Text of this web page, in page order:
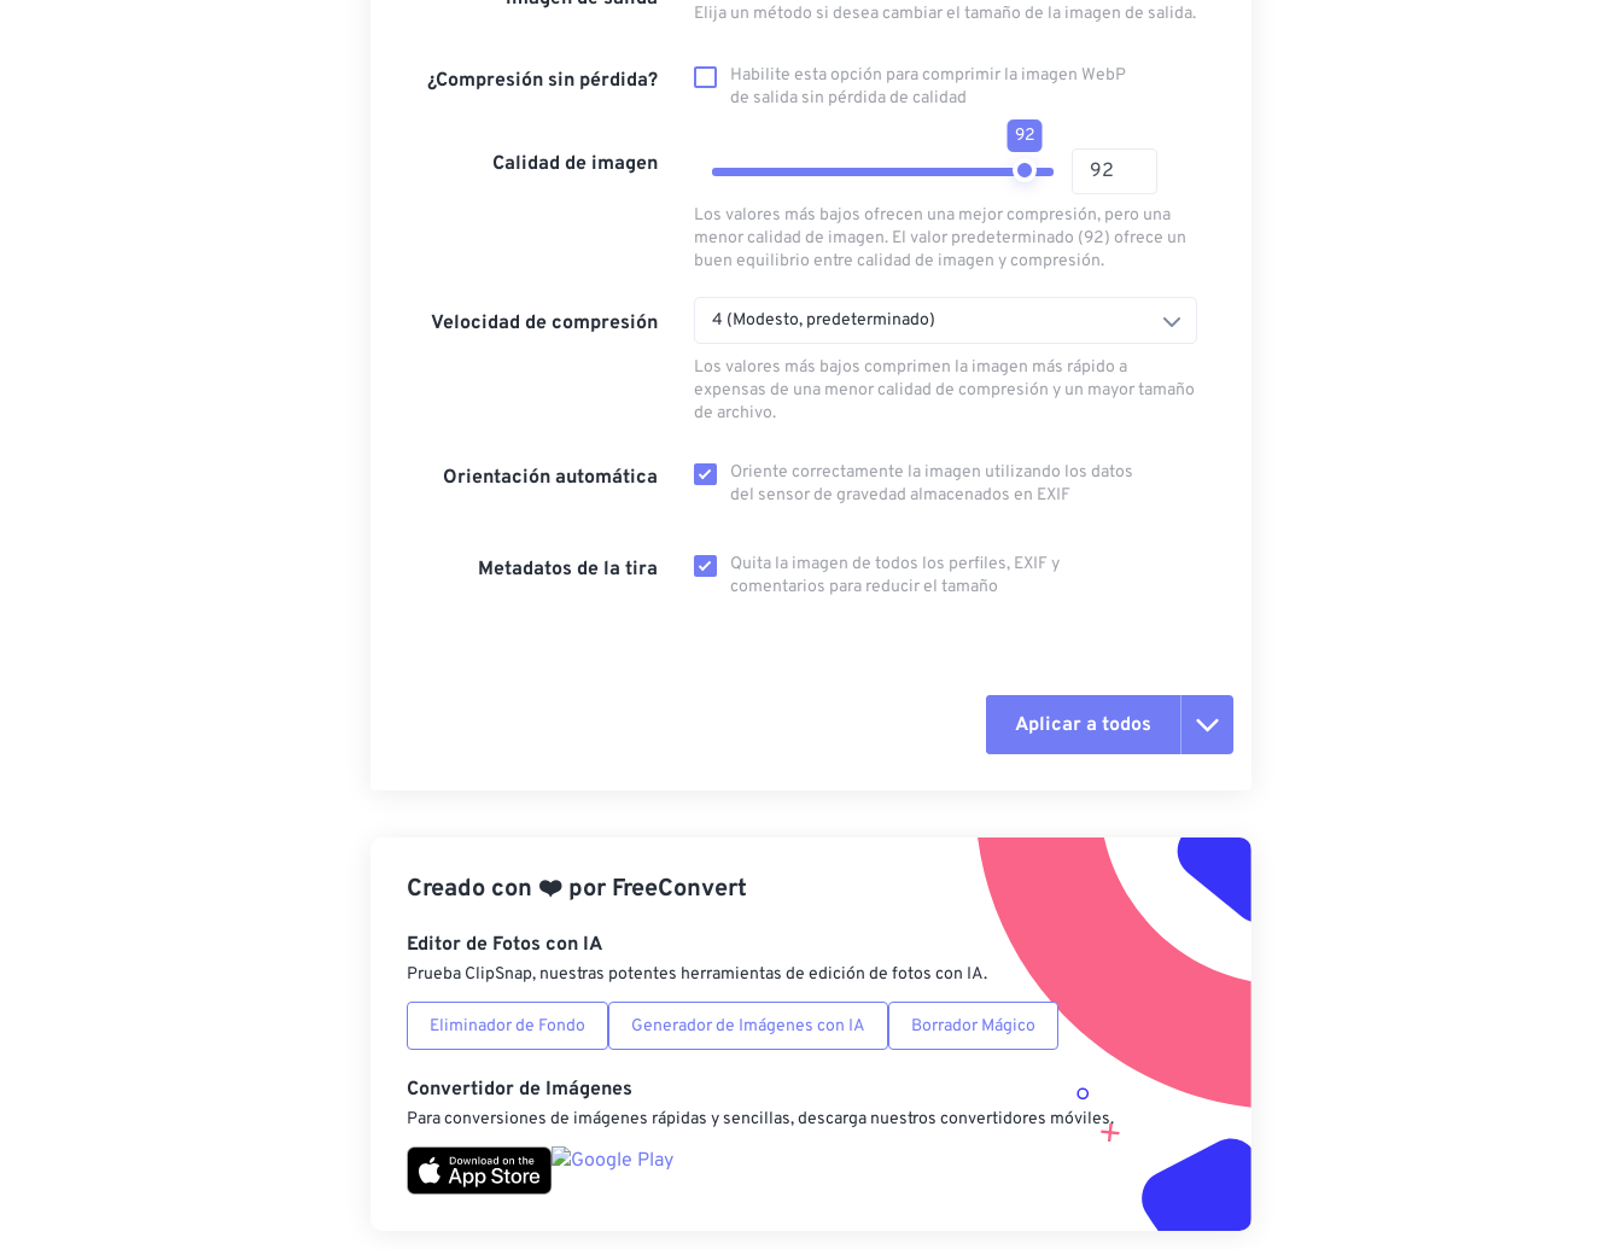
Elija un método si desea cambiar el tamaño de la imagen de salida.
¿Compresión sin pérdida?
Habilite esta opción para comprimir la imagen WebP
de salida sin pérdida de calidad
Calidad de imagen
92
Los valores más bajos ofrecen una mejor compresión, pero una
menor calidad de imagen. El valor predeterminado (92) ofrece un
buen equilibrio entre calidad de imagen y compresión.
Velocidad de compresión 4 (Modesto, predeterminado)
Los valores más bajos comprimen la imagen más rápido a
expensas de una menor calidad de compresión y un mayor tamaño
de archivo.
Orientación automática
Oriente correctamente la imagen utilizando los datos
del sensor de gravedad almacenados en EXIF
Metadatos de la tira
Quita la imagen de todos los perfiles, EXIF ​​y
comentarios para reducir el tamaño
Aplicar a todos
Aplicar desde el ajuste preestablecido
Guardar como preestablecido
Creado con ❤️ por FreeConvert
Editor de Fotos con IA
Prueba ClipSnap, nuestras potentes herramientas de edición de fotos con IA.
Eliminador de Fondo Generador de Imágenes con IA Borrador Mágico
Convertidor de Imágenes
Para conversiones de imágenes rápidas y sencillas, descarga nuestros convertidores móviles.